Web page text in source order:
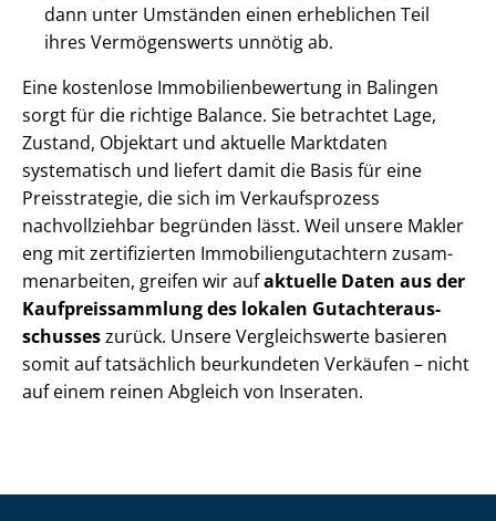
dann unter Umständen einen erheblichen Teil
ihres Vermögenswerts unnötig ab.
Eine kostenlose Im­mo­bi­li­en­be­wer­tung in Balingen
sorgt für die richtige Balance. Sie betrachtet Lage,
Zustand, Objektart und aktuelle Marktdaten
systematisch und liefert damit die Basis für eine
Preisstrategie, die sich im Verkaufsprozess
nachvollziehbar begründen lässt. Weil unsere Makler
eng mit zertifizierten Im­mo­bi­li­en­gut­ach­tern zu­sam­
men­ar­bei­ten, greifen wir aufaktuelle Daten aus der
Kauf­preis­samm­lung des lokalen Gut­ach­ter­aus­
schus­seszurück. Unsere Vergleichswerte basieren
somit auf tatsächlich beurkundeten Verkäufen – nicht
auf einem reinen Abgleich von Inseraten.